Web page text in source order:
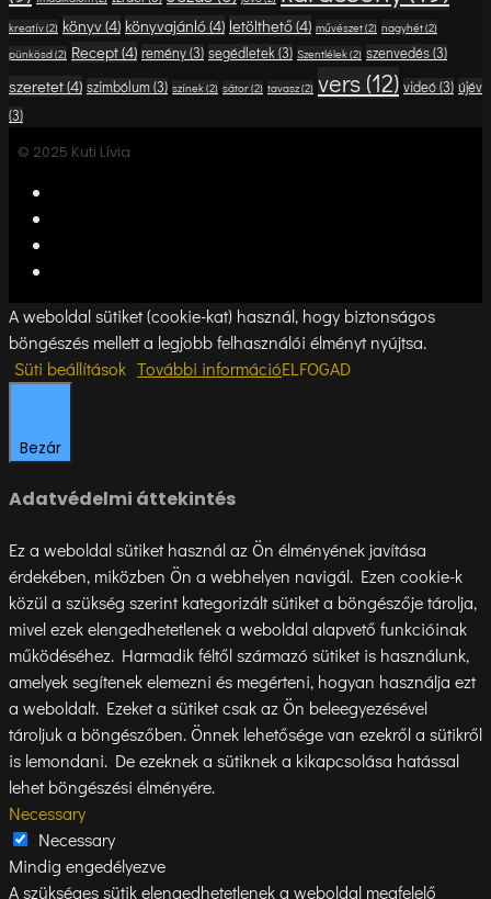
kreatív(2) könyv(4) könyvajánló(4) letölthető(4) művészet(2) nagyhét(2)
pünkösd(2) Recept(4) remény(3) segédletek (3) Szentlélek(2) szenvedés(3)
szeretet(4) szimbólum(3) színek(2) sátor(2) tavasz(2) vers (12) videó(3) újév
(3)
© 2025 Kuti Lívia
A weboldal sütiket (cookie-kat) használ, hogy biztonságos
böngészés mellett a legjobb felhasználói élményt nyújtsa.
Süti beállítások További információELFOGAD
Bezár
Adatvédelmi áttekintés
Ez a weboldal sütiket használ az Ön élményének javítása
érdekében, miközben Ön a webhelyen navigál. Ezen cookie-k
közül a szükség szerint kategorizált sütiket a böngészője tárolja,
mivel ezek elengedhetetlenek a weboldal alapvető funkcióinak
működéséhez. Harmadik féltől származó sütiket is használunk,
amelyek segítenek elemezni és megérteni, hogyan használja ezt
a weboldalt. Ezeket a sütiket csak az Ön beleegyezésével
tároljuk a böngészőben. Önnek lehetősége van ezekről a sütikről
is lemondani. De ezeknek a sütiknek a kikapcsolása hatással
lehet böngészési élményére.
Necessary
Necessary
Mindig engedélyezve
A szükséges sütik elengedhetetlenek a weboldal megfelelő